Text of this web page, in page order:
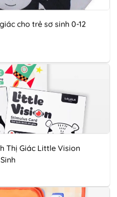
cho trẻ sơ sinh 0-12
Thị Giác Little Vision